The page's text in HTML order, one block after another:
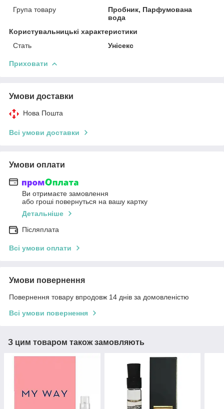
Група товару
Пробник, Парфумована
вода
Користувальницькі характеристики
Стать
Унісекс
Приховати
Умови доставки
Нова Пошта
Всі умови доставки
Умови оплати
Ви отримаєте замовлення
або гроші повернуться на вашу картку
Детальніше
Післяплата
Всі умови оплати
Умови повернення
Повернення товару впродовж 14 днів за домовленістю
Всі умови повернення
З цим товаром також замовляють